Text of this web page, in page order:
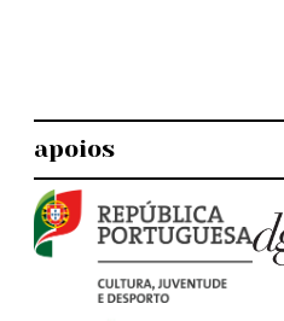
apoios